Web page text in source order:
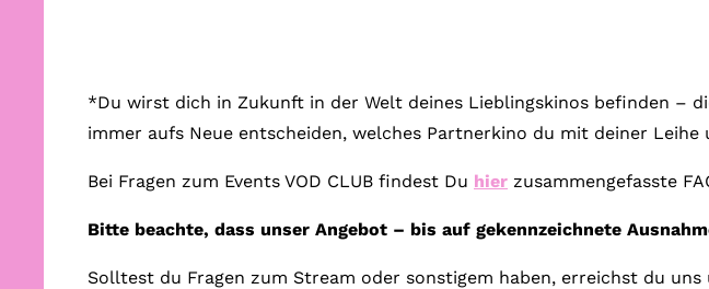
*Du wirst dich in Zukunft in der Welt deines Lieblingskinos befinden –
immer aufs Neue entscheiden, welches Partnerkino du mit deiner
Bei Fragen zum Events VOD CLUB findest Du hier zusammengefasste
Bitte beachte, dass unser Angebot – bis auf gekennzeichnete
Solltest du Fragen zum Stream oder sonstigem haben, erreichst du